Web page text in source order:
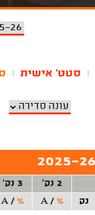
סטט' אישית
2 נק' 3 נק'
נק %
/
A
%
/
A